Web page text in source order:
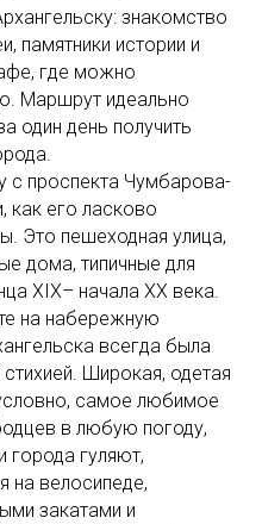
знакомство
памятники истории и
где можно
Маршрут идеально
один день получить
с проспекта Чумбарова-
как его ласково
Это пешеходная улица,
дома, типичные для
XIX– начала XX века.
на набережную
всегда была
Широкая, одетая
самое любимое
в любую погоду,
города гуляют,
на велосипеде,
закатами и